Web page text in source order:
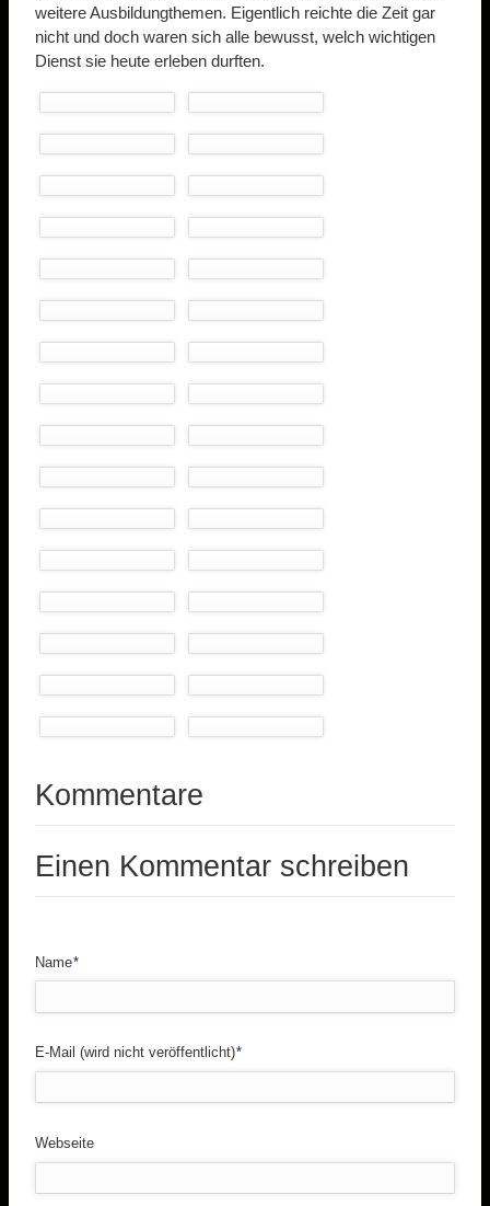
weitere Ausbildungthemen. Eigentlich reichte die Zeit gar
nicht und doch waren sich alle bewusst, welch wichtigen
Dienst sie heute erleben durften.
Kommentare
Einen Kommentar schreiben
Pflichtfeld
Name*
Pflichtfeld
E-Mail (wird nicht veröffentlicht)*
Webseite